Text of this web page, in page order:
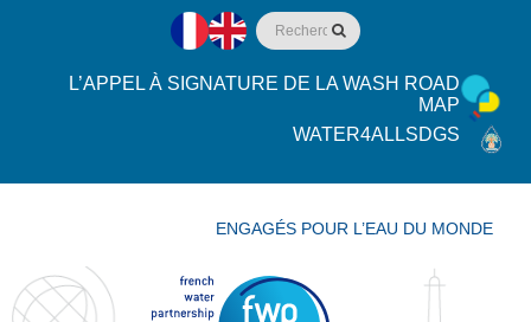
L’APPEL À SIGNATURE DE LA WASH ROAD
MAP
WATER4ALLSDGS
ENGAGÉS POUR L’EAU DU MONDE